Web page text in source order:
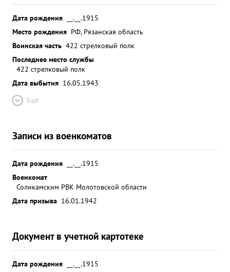
Дата рождения
__.__.1915
Место рождения РФ, Рязанская область
Воинская часть 422 стрелковый полк
Последнее место службы
422 стрелковый полк
Дата выбытия 16.05.1943
Ещё
Записи из военкоматов
Дата рождения
__.__.1915
Военкомат
Соликамским РВК Молотовской области
Дата призыва 16.01.1942
Документ в учетной картотеке
Дата рождения
__.__.1915